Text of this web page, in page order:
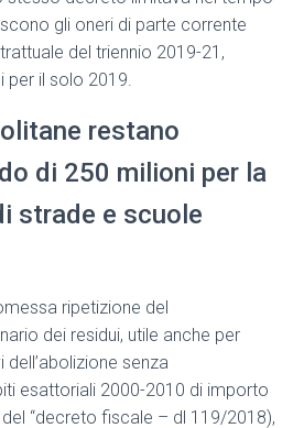
gli oneri di parte corrente
del triennio 2019-21,
per il solo 2019.
restano
di 250 milioni per la
strade e scuole
ripetizione del
dei residui, utile anche per
senza
esattoriali 2000-2010 di importo
“decreto fiscale – dl 119/2018),